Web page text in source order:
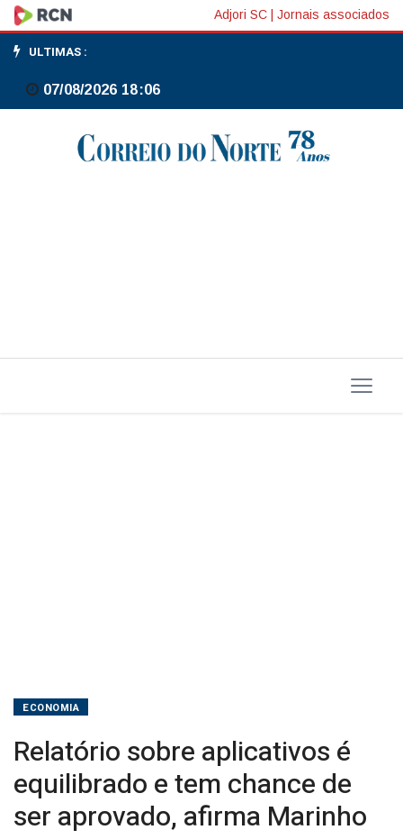
Relatório
sobre
aplicativos
equilibrado
ser
Adjori SC Jornais associados
ULTIMAS :
07/08/2026 18:06
ECONOMIA
Relatório sobre aplicativos é
equilibrado e tem chance de
ser aprovado, afirma Marinho